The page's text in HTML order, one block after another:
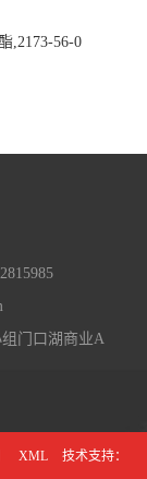
,2173-56-0
门口湖商业A
XML
技术支持：